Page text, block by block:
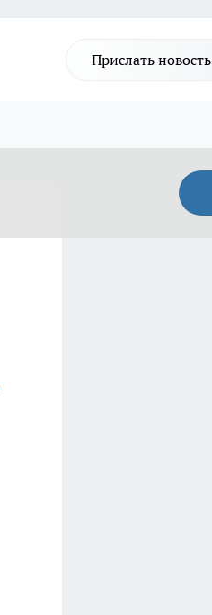
Прислать новость